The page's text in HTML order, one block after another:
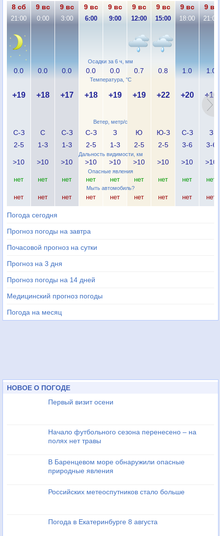
Осадки за 6 ч, мм
Температура, °C
Ветер, метр/с
Дальность видимости, км
Опасные явления
Мыть автомобиль?
8 сб 9 вс 9 вс 9 вс 9 вс 9 вс 9 вс 9 вс 9 вс
21:00 0:00 3:00 6:00 9:00 12:00 15:00 18:00 21:00
0.0 0.0 0.0 0.0 0.0 0.7 0.8 1.0 1.0
+19 +18 +17 +18 +19 +19 +22 +20 +16
С-З
2-5
С
1-3
С-З
1-3
С-З
2-5
З
1-3
Ю
2-5
Ю-З
2-5
С-З
3-6
З
3-6
>10 >10 >10 >10 >10 >10 >10 >10 >10
нет нет нет нет нет нет нет нет нет
нет нет нет нет нет нет нет нет нет
Погода сегодня
Прогноз погоды на завтра
Почасовой прогноз на сутки
Прогноз на 3 дня
Прогноз погоды на 14 дней
Медицинский прогноз погоды
Погода на месяц
НОВОЕ О ПОГОДЕ
Первый визит осени
Начало футбольного сезона перенесено – на
полях нет травы
В Баренцевом море обнаружили опасные
природные явления
Российских метеоспутников стало больше
Погода в Екатеринбурге 8 августа